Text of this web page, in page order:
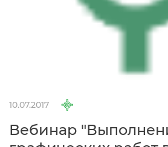
10.07.2017
ебинар